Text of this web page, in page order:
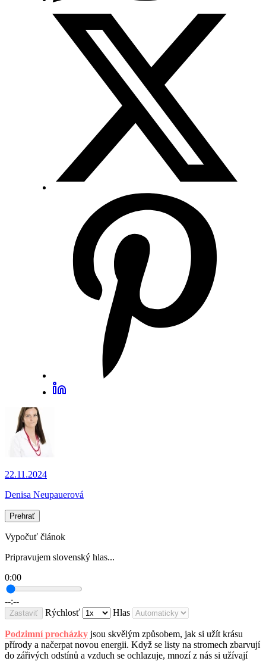
22.11.2024
Denisa Neupauerová
Prehrať
Vypočuť článok
Pripravujem slovenský hlas...
0:00
--:--
Zastaviť Rýchlosť Hlas
Podzimní procházky jsou skvělým způsobem, jak si užít krásu
přírody a načerpat novou energii. Když se listy na stromech zbarvují
do zářivých odstínů a vzduch se ochlazuje, mnozí z nás si užívají